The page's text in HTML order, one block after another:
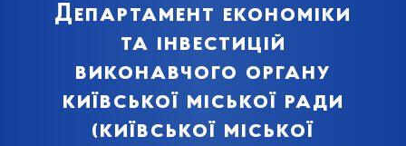
Департамент економіки
та інвестицій
виконавчого органу
київської міської ради
(київської міської